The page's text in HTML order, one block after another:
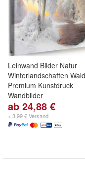
Leinwand Bilder Natur
Winterlandschaften
Premium Kunstdruck
Wandbilder
ab 24,88 €
+ 3,99 € Versand